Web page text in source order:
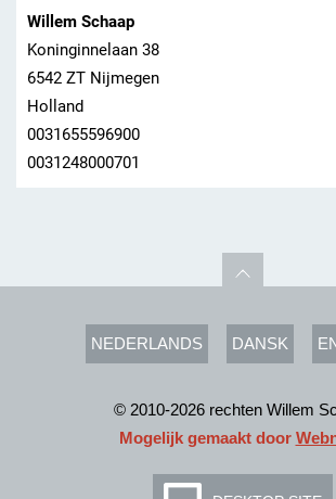
Willem Schaap
Koninginnelaan 38
6542 ZT Nijmegen
Holland
0031655596900
0031248000701
NEDERLANDS DANSK
© 2010-2026 rechten Willem
Mogelijk gemaakt door